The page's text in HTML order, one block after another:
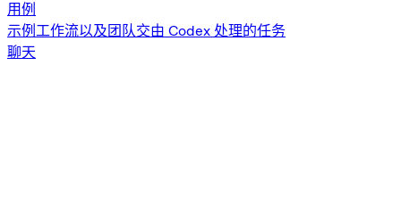
用例
示例工作流以及团队交由 Codex 处理的任务
聊天